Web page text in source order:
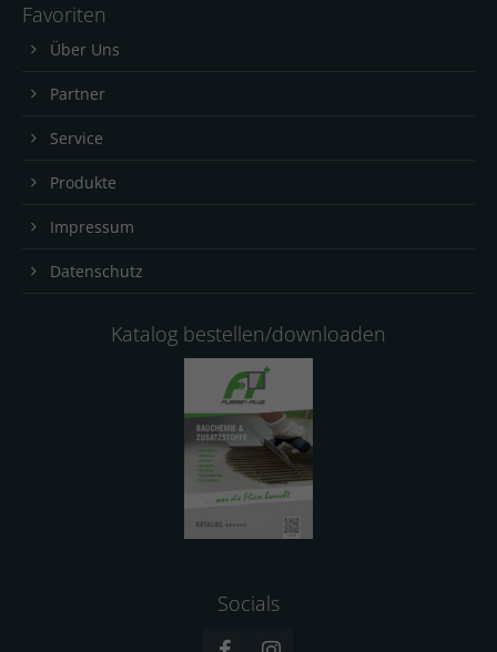
Favoriten
Über Uns
Partner
Service
Produkte
Impressum
Datenschutz
Katalog bestellen/downloaden
Socials